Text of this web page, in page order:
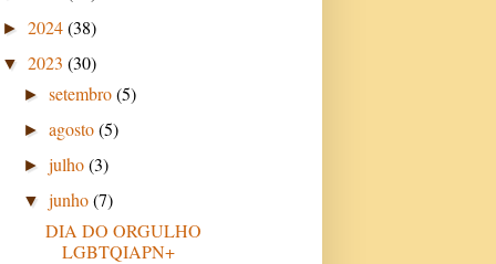
► 2024(38)
▼ 2023 (30)
►setembro(5)
►agosto(5)
►julho(3)
▼junho(7)
DIA DO ORGULHO
LGBTQIAPN+